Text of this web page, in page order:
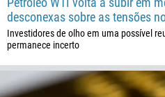
desconexas sobre as tensões
Investidores de olho em uma possível
permanece incerto
267
55
246
673
359